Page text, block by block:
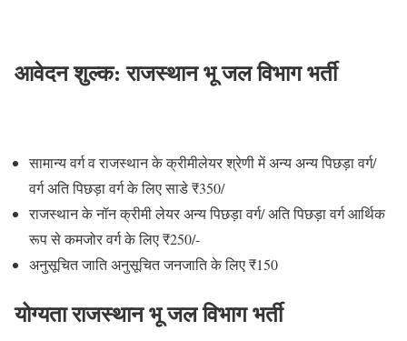
आवेदन शुल्क: राजस्थान भू जल विभाग भर्ती
सामान्य वर्ग व राजस्थान के क्रीमीलेयर श्रेणी में अन्य अन्य पिछड़ा वर्ग/
वर्ग अति पिछड़ा वर्ग के लिए साडे ₹350/
राजस्थान के नॉन क्रीमी लेयर अन्य पिछड़ा वर्ग/ अति पिछड़ा वर्ग आर्थिक
रूप से कमजोर वर्ग के लिए ₹250/-
अनुसूचित जाति अनुसूचित जनजाति के लिए ₹150
योग्यता राजस्थान भू जल विभाग भर्ती